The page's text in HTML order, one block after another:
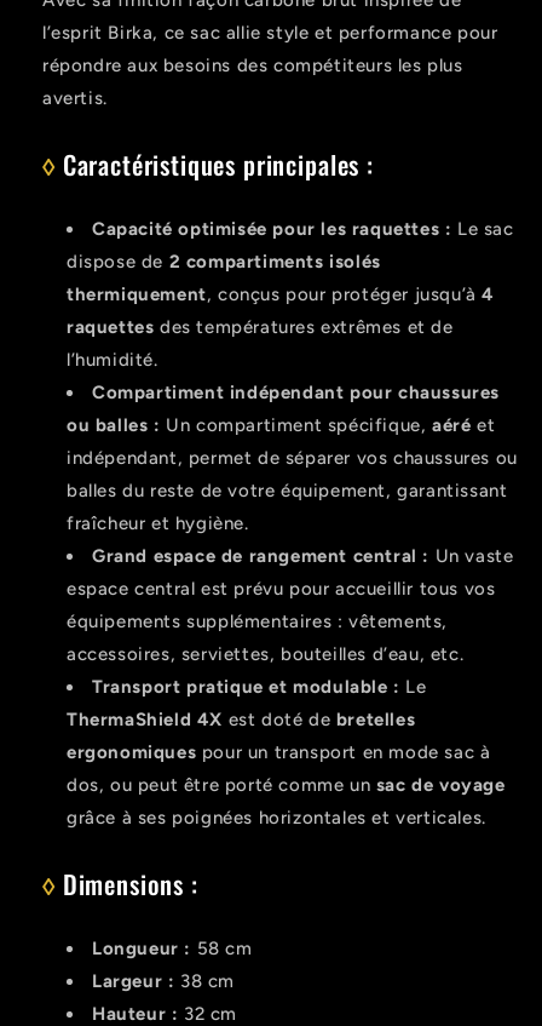
l’esprit Birka, ce sac allie style et performance pour
répondre aux besoins des compétiteurs les plus
avertis.
◊ Caractéristiques principales :
Capacité optimisée pour les raquettes : Le sac
dispose de 2 compartiments isolés
thermiquement, conçus pour protéger jusqu’à4
raquettes des températures extrêmes et de
l’humidité.
Compartiment indépendant pour chaussures
ou balles : Un compartiment spécifique,aéré et
indépendant, permet de séparer vos chaussures ou
balles du reste de votre équipement, garantissant
fraîcheur et hygiène.
Grand espace de rangement central : Un vaste
espace central est prévu pour accueillir tous vos
équipements supplémentaires : vêtements,
accessoires, serviettes, bouteilles d’eau, etc.
Transport pratique et modulable : Le
ThermaShield 4X est doté de bretelles
ergonomiques pour un transport en mode sac à
dos, ou peut être porté comme un sac de voyage
grâce à ses poignées horizontales et verticales.
◊ Dimensions :
Longueur : 58 cm
Largeur : 38 cm
Hauteur : 32 cm